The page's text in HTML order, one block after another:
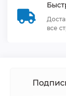
все